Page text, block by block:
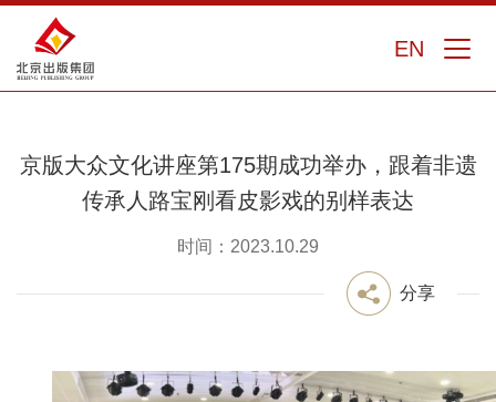
EN
京版大众文化讲座第175期成功举办，跟着非遗
传承人路宝刚看皮影戏的别样表达
时间：2023.10.29
分享